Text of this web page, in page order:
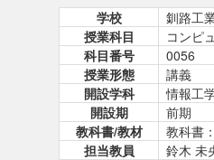
学校
釧路工
授業科目
コンピ
科目番号
0056
授業形態
講義
開設学科
情報工
開設期
前期
教科書/教材
教科書
担当教員
鈴木 未